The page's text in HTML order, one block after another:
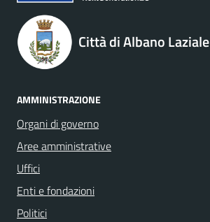
Città di Albano Laziale
AMMINISTRAZIONE
Organi di governo
Aree amministrative
Uffici
Enti e fondazioni
Politici